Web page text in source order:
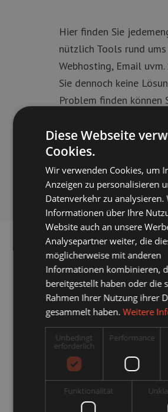
Hier finden Sie
nützlich Tools rund ums
Webhosting, Email
Sie dennoch keine
Problem finden können
über unsere
erreichen. Unser
Team wird Ihnen gerne
sein.
Meine IP
IP-Adresse
Domain Registrierung
Passwort Generator
MX Lookup
Diese Webseite
Cookies.
Wir verwenden Cookies, um
Anzeigen zu personalisieren
Datenverkehr zu analysieren.
Informationen über Ihre
Website auch an unsere
Analysepartner weiter, die
möglicherweise mit anderen
Informationen kombinieren,
bereitgestellt haben oder die
Rahmen Ihrer Nutzung ihrer
gesammelt haben.Weitere
Unbedingt
erforderlich
Performance
Funktionalität